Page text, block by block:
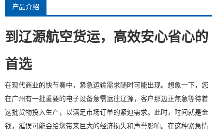
产品介绍
到辽源航空货运，高效安心省心的
首选
在现代商业的快节奏中，紧急运输需求随时可能出现。想象一下，您
在广州有一批重要的电子设备急需运往辽源，客户那边正焦急等待着
这批货物投入生产，以满足市场订单的紧迫需求。此时，时间就是金
钱，延误可能会给您带来巨大的经济损失和声誉影响。在这种紧急情